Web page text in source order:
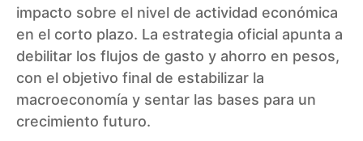
impacto sobre el nivel de actividad económica
en el corto plazo. La estrategia oficial apunta a
debilitar los flujos de gasto y ahorro en pesos,
con el objetivo final de estabilizar la
macroeconomía y sentar las bases para un
crecimiento futuro.